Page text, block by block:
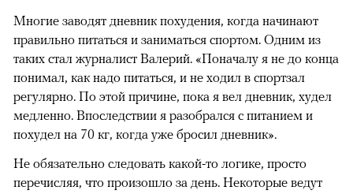
Многие заводят дневник похудения, когда начинают
правильно питаться и заниматься спортом. Одним из
таких стал журналист Валерий. «Поначалу я не до конца
понимал, как надо питаться, и не ходил в спортзал
регулярно. По этой причине, пока я вел дневник, худел
медленно. Впоследствии я разобрался с питанием и
похудел на 70 кг, когда уже бросил дневник».
Не обязательно следовать какой-то логике, просто
перечисляя, что произошло за день. Некоторые ведут